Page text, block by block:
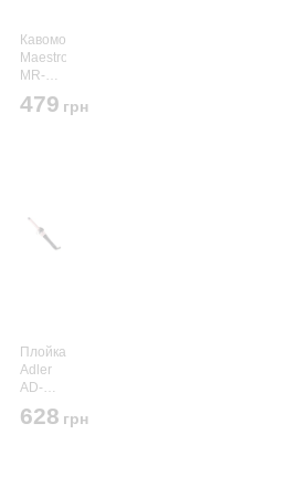
Кавомолка
Maestro
MR-
450
Grey
479 грн
Плойка
Adler
AD-
2116
628 грн